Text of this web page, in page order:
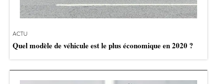
ACTU
Quel modèle de véhicule est le plus économique en 2020 ?